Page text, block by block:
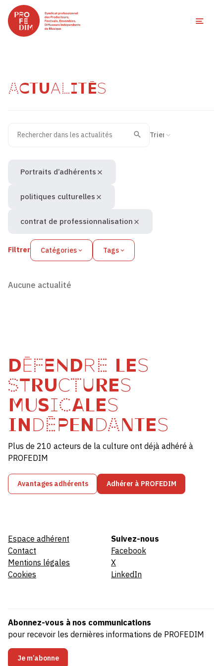
ACTUALITÉS
Recherche
Valider
Filtrer Catégories Tags
Portraits d’adhérents
politiques culturelles
contrat de professionnalisation
Aucune actualité
DÉFENDRE LES
STRUCTURES
MUSICALES
INDÉPENDANTES
Plus de 210 acteurs de la culture ont déjà adhéré à
PROFEDIM
Avantages adhérents Adhérer à PROFEDIM
Espace adhérent
Contact
Mentions légales
Cookies
Suivez-nous
Facebook
X
LinkedIn
Abonnez-vous à nos communications
pour recevoir les dernières informations de PROFEDIM
Je m’abonne